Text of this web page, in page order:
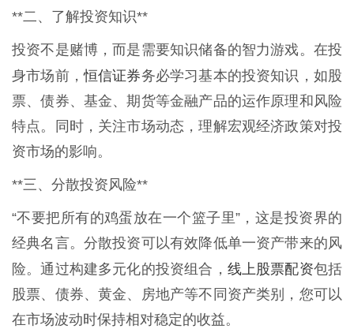
**二、了解投资知识**
投资不是赌博，而是需要知识储备的智力游戏。在投
身市场前，恒信证券务必学习基本的投资知识，如股
票、债券、基金、期货等金融产品的运作原理和风险
特点。同时，关注市场动态，理解宏观经济政策对投
资市场的影响。
**三、分散投资风险**
“不要把所有的鸡蛋放在一个篮子里”，这是投资界的
经典名言。分散投资可以有效降低单一资产带来的风
险。通过构建多元化的投资组合， 线上股票配资包括
股票、债券、黄金、房地产等不同资产类别，您可以
在市场波动时保持相对稳定的收益。